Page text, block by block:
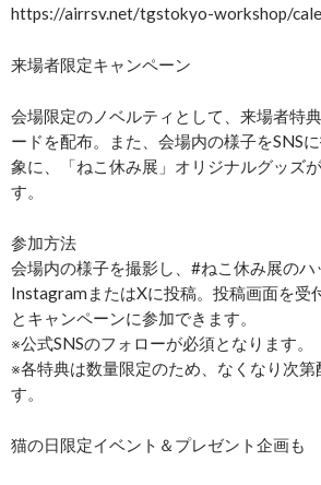
https://airrsv.net/tgstokyo-workshop/
来場者限定キャンペーン
会場限定のノベルティとして、来場者特
ードを配布。また、会場内の様子をSNS
象に、「ねこ休み展」オリジナルグッズ
す。
参加方法
会場内の様子を撮影し、#ねこ休み展のハ
InstagramまたはXに投稿。投稿画面を受
とキャンペーンに参加できます。
※公式SNSのフォローが必須となります。
※各特典は数量限定のため、なくなり次第
す。
猫の日限定イベント＆プレゼント企画も